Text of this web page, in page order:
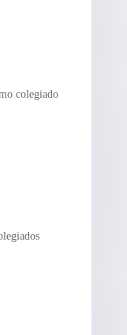
colegiado